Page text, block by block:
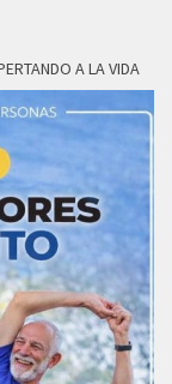
A LA VIDA